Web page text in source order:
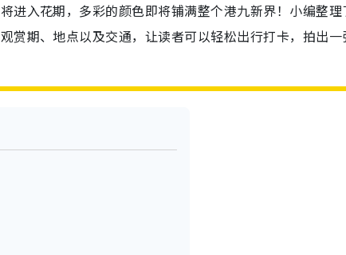
进入花期，多彩的颜色即将铺满整个港九新界！小编整理
赏期、地点以及交通，让读者可以轻松出行打卡，拍出一